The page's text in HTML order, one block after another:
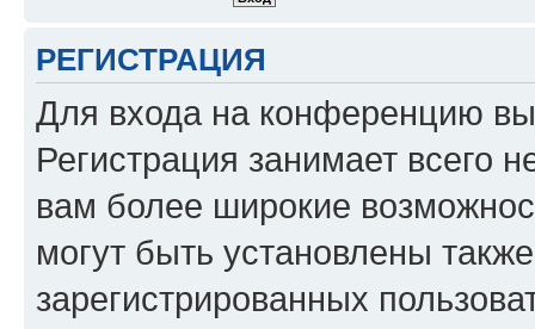
РЕГИСТРАЦИЯ
Для входа на конференцию
Регистрация занимает всего
вам более широкие
могут быть установлены
зарегистрированных